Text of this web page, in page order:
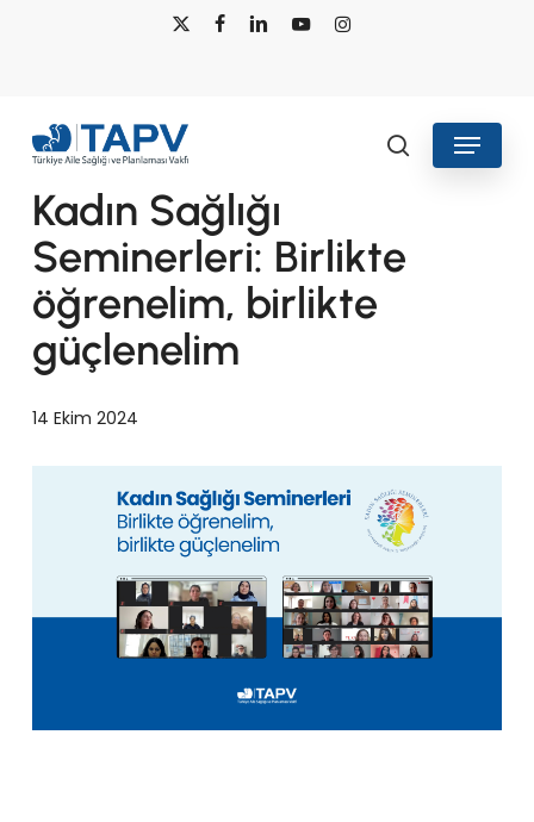
x-
facebooklinkedin youtubeinstagram
search
Menu
Haberler
Kadın Sağlığı
Seminerleri: Birlikte
öğrenelim, birlikte
güçlenelim
14 Ekim 2024